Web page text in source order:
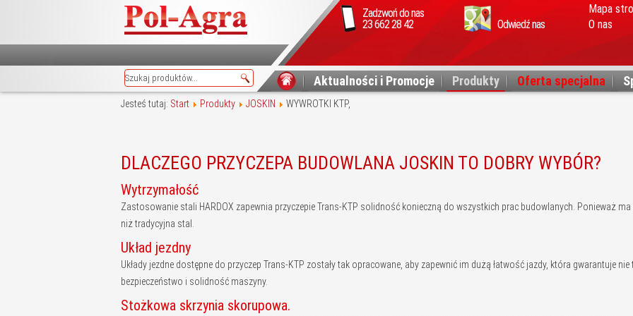
Zadzwoń do nas
23 662 28 42
Odwiedź nas
Mapa
O nas
Aktualności i Promocje Produkty Oferta specjalna
Jesteś tutaj: Start Produkty JOSKIN WYWROTKI KTP,
DLACZEGO PRZYCZEPA BUDOWLANA JOSKIN TO DOBRY WYBÓR?
Wytrzymałość
Zastosowanie stali HARDOX zapewnia przyczepie Trans-KTP solidność konieczną do wszystkich prac budowlanych. Ponieważ
niż tradycyjna stal.
Układ jezdny
Układy jezdne dostępne do przyczep Trans-KTP zostały tak opracowane, aby zapewnić im dużą łatwość jazdy, która gwarantuje
bezpieczeństwo i solidność maszyny.
Stożkowa skrzynia skorupowa.